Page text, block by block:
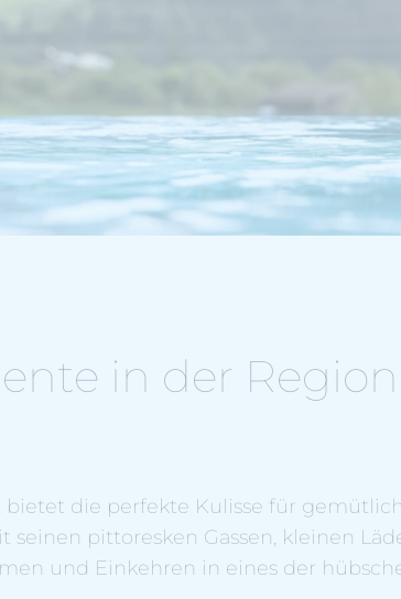
in der Region
bietet die perfekte Kulisse für
pittoresken Gassen, kleinen
und Einkehren in eines der